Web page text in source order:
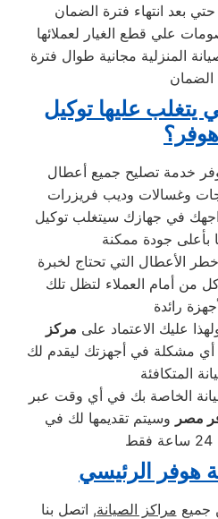
بعد انتهاء فترة الضمان
علي قطع الغيار لعملائها
المنزلية مجانية طوال فترة
الضمان
يتغلب عليها توكيل
هوفر؟
الأعطال التي تحتاج لخبرة
من أمام العملاء لتظل تلك
رائدة
عليك الاعتماد على مركز
أي مشكلة في أجهزتك ليقدم لك
الخاصة بك في أي وقت عبر
مصر وسيتم تقديمها لك في
هوفر الرئيسي
جميع مراكز الصيانة, اتصل بنا